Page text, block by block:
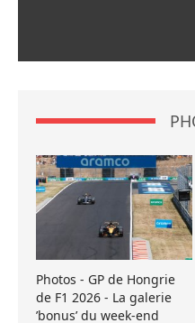
Photos - GP de Hongrie
de F1 2026 - La galerie
’bonus’ du week-end